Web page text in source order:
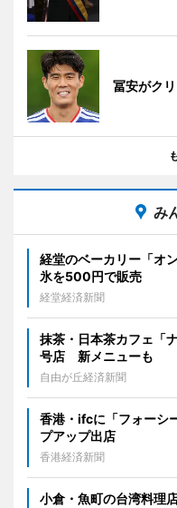
冨安がク
み
経堂のベーカリー「オ
氷を500円で販売
経堂経済新聞
抹茶・日本茶カフェ「
号店 新メニューも
自由が丘経済新聞
香港・ifcに「フォーシ
プアップ出店
香港経済新聞
小倉・魚町の台湾料理